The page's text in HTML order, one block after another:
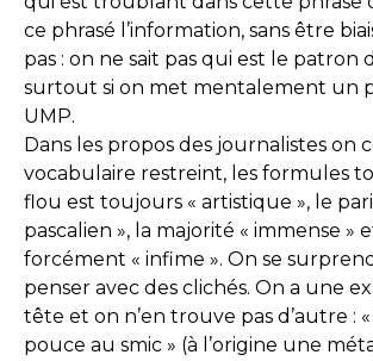
ce phrasé l’information, sans être
pas : on ne sait pas qui est le patron
surtout si on met mentalement un
UMP.
Dans les propos des journalistes on
vocabulaire restreint, les formules
flou est toujours « artistique », le
pascalien », la majorité « immense »
forcément « infime ». On se
penser avec des clichés. On a une
tête et on n’en trouve pas d’autre :
pouce au smic » (à l’origine une